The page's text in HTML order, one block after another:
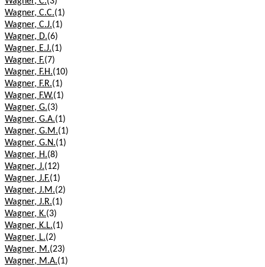
Wagner, C.C.(1)
Wagner, C.J.(1)
Wagner, D.(6)
Wagner, E.J.(1)
Wagner, F.(7)
Wagner, F.H.(10)
Wagner, F.R.(1)
Wagner, F.W.(1)
Wagner, G.(3)
Wagner, G.A.(1)
Wagner, G.M.(1)
Wagner, G.N.(1)
Wagner, H.(8)
Wagner, J.(12)
Wagner, J.F.(1)
Wagner, J.M.(2)
Wagner, J.R.(1)
Wagner, K.(3)
Wagner, K.L.(1)
Wagner, L.(2)
Wagner, M.(23)
Wagner, M.A.(1)